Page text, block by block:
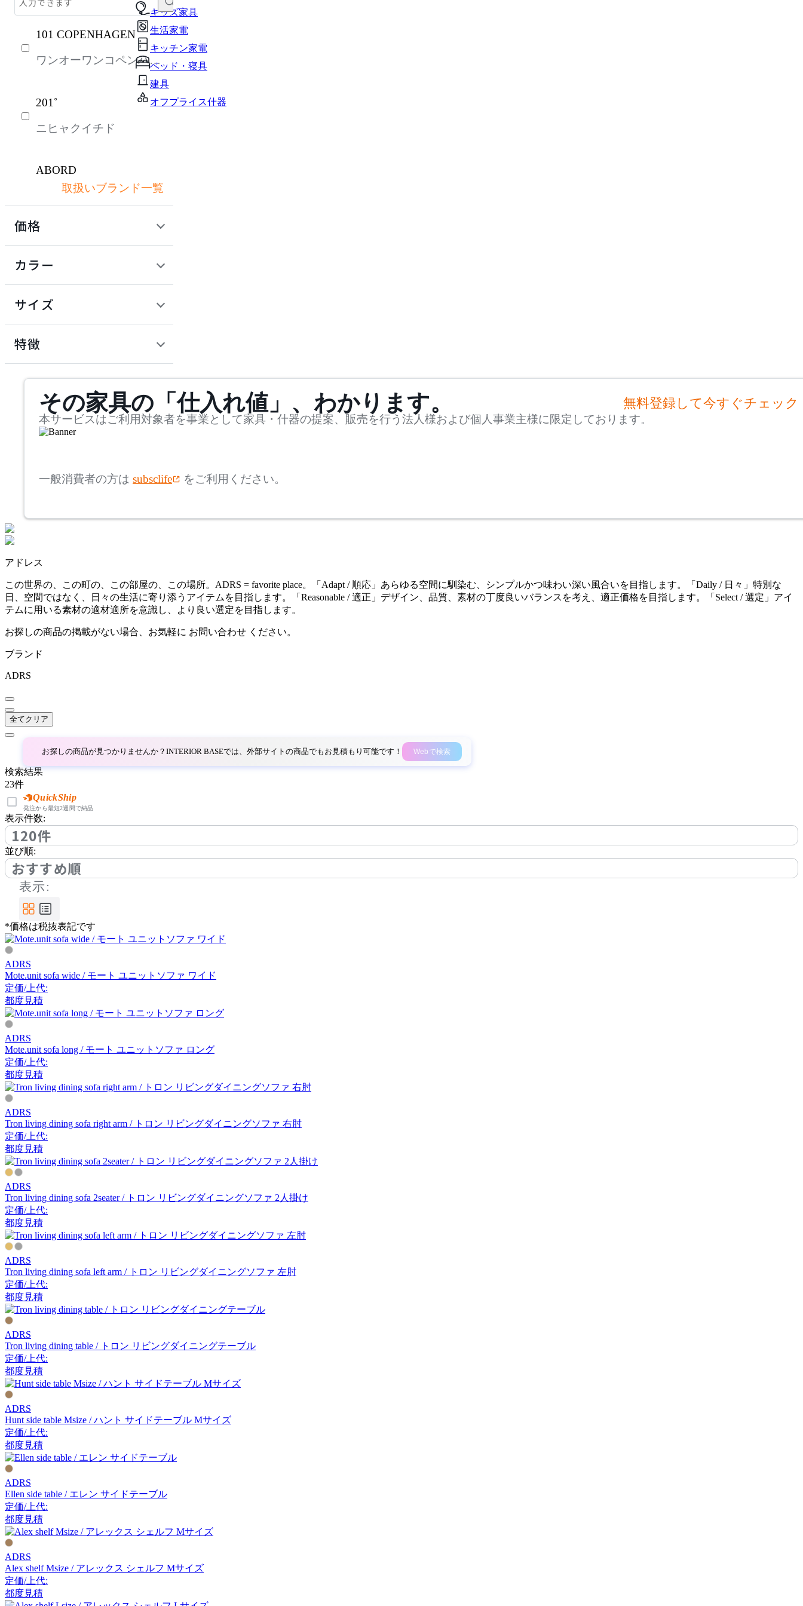
キッズ家具
生活家電
キッチン家電
ベッド・寝具
建具
オフプライス什器
収納家具
パーソナルブース・集中ブース
インテリア雑貨
ライト・照明
キッチン家電
オフプライス什器
101 COPENHAGEN
ワンオーワンコペンハー
201˚
ニヒャクイチド
ABORD
アボール
アクメファニチャー
ADAL
アダルトータルインテリ
アコレクション
AINX
アイネクス
Andreu World
アンドリューワールド
アノニマカステッリ
Another Garden
アナザーガーデン
ARIAKE
アリアケ
arper
アルペール
arrmet
アーメット
ART WORK STUDIO
アートワークスタジオ
アルテック
アルテミデ
アルナイ
Astep
アステップ
AZUMAYA
B-LINE
B.C. SAN MICHELE
取扱いブランド一覧
価格
カラー
サイズ
mm
検索
~
~
mm
特徴
その家具の「仕入れ値」、わかります。 無料登録して今すぐチェック
本サービスはご利用対象者を事業として家具・什器の提案、販売を行う法人様および個人事業主様に限定しております。
一般消費者の方は subsclife をご利用ください。
アドレス
この世界の、この町の、この部屋の、この場所。ADRS = favorite place。「Adapt / 順応」あらゆる空間に馴染む、シンプルかつ味わい深い風合いを目指します。「Daily / 日々」特別な
日、空間ではなく、日々の生活に寄り添うアイテムを目指します。「Reasonable / 適正」デザイン、品質、素材の丁度良いバランスを考え、適正価格を目指します。「Select / 選定」アイ
テムに用いる素材の適材適所を意識し、より良い選定を目指します。
お探しの商品の掲載がない場合、お気軽に お問い合わせ ください。
ブランド
ADRS
全てクリア
お探しの商品が見つかりませんか？INTERIOR BASEでは、外部サイトの商品でもお見積もり可能です！ Webで検索
検索結果
23件
QuickShip
発注から最短2週間で納品
表示件数:
120件
並び順:
おすすめ順
表示:
*価格は税抜表記です
ADRS
Mote.unit sofa wide / モート ユニットソファ ワイド
定価/上代:
都度見積
ADRS
Mote.unit sofa long / モート ユニットソファ ロング
定価/上代:
都度見積
ADRS
Tron living dining sofa right arm / トロン リビングダイニングソファ 右肘
定価/上代:
都度見積
ADRS
Tron living dining sofa 2seater / トロン リビングダイニングソファ 2人掛け
定価/上代:
都度見積
ADRS
Tron living dining sofa left arm / トロン リビングダイニングソファ 左肘
定価/上代:
都度見積
ADRS
Tron living dining table / トロン リビングダイニングテーブル
定価/上代:
都度見積
ADRS
Hunt side table Msize / ハント サイドテーブル Mサイズ
定価/上代:
都度見積
ADRS
Ellen side table / エレン サイドテーブル
定価/上代:
都度見積
ADRS
Alex shelf Msize / アレックス シェルフ Mサイズ
定価/上代:
都度見積